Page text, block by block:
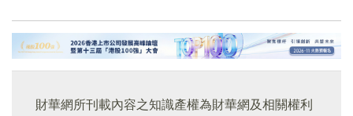
財華網所刊載內容之知識產權為財華網及相關權利